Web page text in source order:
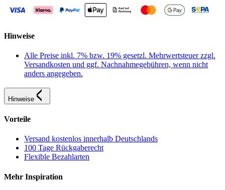
Hinweise
Alle Preise inkl. 7% bzw. 19% gesetzl. Mehrwertsteuer zzgl.
Versandkosten und ggf. Nachnahmegebühren, wenn nicht
anders angegeben.
Hinweise
Vorteile
Versand kostenlos innerhalb Deutschlands
100 Tage Rückgaberecht
Flexible Bezahlarten
Mehr Inspiration